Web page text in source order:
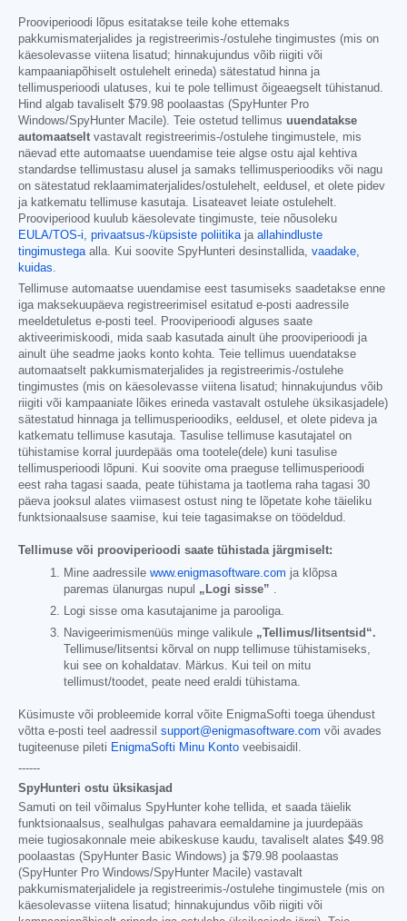
Prooviperioodi lõpus esitatakse teile kohe ettemaks
pakkumismaterjalides ja registreerimis-/ostulehe tingimustes (mis on
käesolevasse viitena lisatud; hinnakujundus võib riigiti või
kampaaniapõhiselt ostulehelt erineda) sätestatud hinna ja
tellimusperioodi ulatuses, kui te pole tellimust õigeaegselt tühistanud.
Hind algab tavaliselt $79.98 poolaastas (SpyHunter Pro
Windows/SpyHunter Macile). Teie ostetud tellimus uuendatakse
automaatselt vastavalt registreerimis-/ostulehe tingimustele, mis
näevad ette automaatse uuendamise teie algse ostu ajal kehtiva
standardse tellimustasu alusel ja samaks tellimusperioodiks või nagu
on sätestatud reklaamimaterjalides/ostulehelt, eeldusel, et olete pidev
ja katkematu tellimuse kasutaja. Lisateavet leiate ostulehelt.
Prooviperiood kuulub käesolevate tingimuste, teie nõusoleku
EULA/TOS-i, privaatsus-/küpsiste poliitikaja allahindluste
tingimustegaalla. Kui soovite SpyHunteri desinstallida, vaadake,
kuidas.
Tellimuse automaatse uuendamise eest tasumiseks saadetakse enne
iga maksekuupäeva registreerimisel esitatud e-posti aadressile
meeldetuletus e-posti teel. Prooviperioodi alguses saate
aktiveerimiskoodi, mida saab kasutada ainult ühe prooviperioodi ja
ainult ühe seadme jaoks konto kohta. Teie tellimus uuendatakse
automaatselt pakkumismaterjalides ja registreerimis-/ostulehe
tingimustes (mis on käesolevasse viitena lisatud; hinnakujundus võib
riigiti või kampaaniate lõikes erineda vastavalt ostulehe üksikasjadele)
sätestatud hinnaga ja tellimusperioodiks, eeldusel, et olete pideva ja
katkematu tellimuse kasutaja. Tasulise tellimuse kasutajatel on
tühistamise korral juurdepääs oma tootele(dele) kuni tasulise
tellimusperioodi lõpuni. Kui soovite oma praeguse tellimusperioodi
eest raha tagasi saada, peate tühistama ja taotlema raha tagasi 30
päeva jooksul alates viimasest ostust ning te lõpetate kohe täieliku
funktsionaalsuse saamise, kui teie tagasimakse on töödeldud.
Tellimuse või prooviperioodi saate tühistada järgmiselt:
Mine aadressile www.enigmasoftware.com ja klõpsa
paremas ülanurgas nupul „Logi sisse”
Logi sisse oma kasutajanime ja parooliga.
Navigeerimismenüüs minge valikule „Tellimus/litsentsid“.
Tellimuse/litsentsi kõrval on nupp tellimuse tühistamiseks,
kui see on kohaldatav. Märkus. Kui teil on mitu
tellimust/toodet, peate need eraldi tühistama.
Küsimuste või probleemide korral võite EnigmaSofti toega ühendust
võtta e-posti teel aadressil support@enigmasoftware.com või avades
tugiteenuse pileti EnigmaSofti Minu Konto veebisaidil.
------
SpyHunteri ostu üksikasjad
Samuti on teil võimalus SpyHunter kohe tellida, et saada täielik
funktsionaalsus, sealhulgas pahavara eemaldamine ja juurdepääs
meie tugiosakonnale meie abikeskuse kaudu, tavaliselt alates $49.98
poolaastas (SpyHunter Basic Windows) ja $79.98 poolaastas
(SpyHunter Pro Windows/SpyHunter Macile) vastavalt
pakkumismaterjalidele ja registreerimis-/ostulehe tingimustele (mis on
käesolevasse viitena lisatud; hinnakujundus võib riigiti või